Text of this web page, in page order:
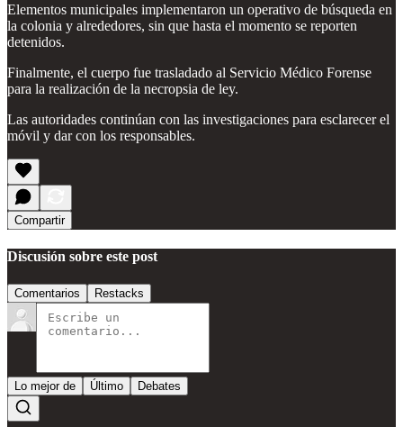
Elementos municipales implementaron un operativo de búsqueda en
la colonia y alrededores, sin que hasta el momento se reporten
detenidos.
Finalmente, el cuerpo fue trasladado al Servicio Médico Forense
para la realización de la necropsia de ley.
Las autoridades continúan con las investigaciones para esclarecer el
móvil y dar con los responsables.
Compartir
Discusión sobre este post
Comentarios Restacks
Lo mejor de Último Debates